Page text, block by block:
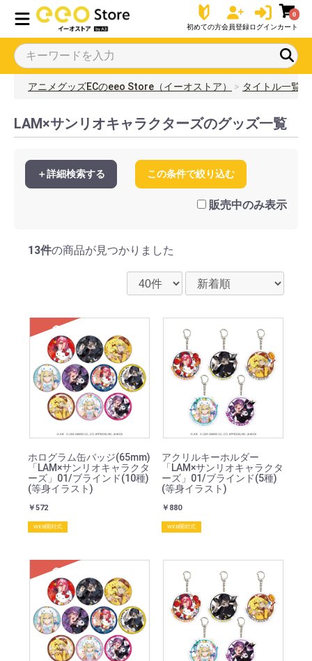
初めての方会員登録ログイン
0
カート
アニメグッズECのeeo Store（イーオストア） タイトル一覧
LAM×サンリオキャラクターズのグッズ一覧
＋詳細検索する この条件で絞り込む
販売中のみ表示
13件の商品が見つかりました
SOLD
ホログラム缶バッジ(65mm)
「LAM×サンリオキャラクタ
ーズ」01/ブラインド(10種)
(等身イラスト)
￥572
WEB開封式
アクリルキーホルダー
「LAM×サンリオキャラクタ
ーズ」01/ブラインド(5種)
(等身イラスト)
￥880
WEB開封式
SOLD